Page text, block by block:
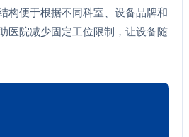
构便于根据不同科室、设备品牌和
医院减少固定工位限制，让设备随